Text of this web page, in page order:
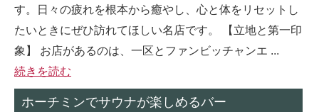
す。日々の疲れを根本から癒やし、心と体をリセットし
たいときにぜひ訪れてほしい名店です。 【立地と第一印
象】 お店があるのは、一区とファンビッチャンエ ...
続きを読む
ホーチミンでサウナが楽しめるバー